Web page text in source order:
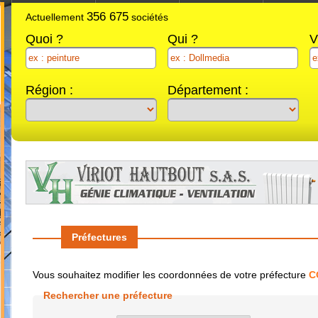
Actuellement 356 675 sociétés
Quoi ? Qui ?
Région : Département :
Previous
Next
Préfectures
Vous souhaitez modifier les coordonnées de votre préfecture
Rechercher une préfecture